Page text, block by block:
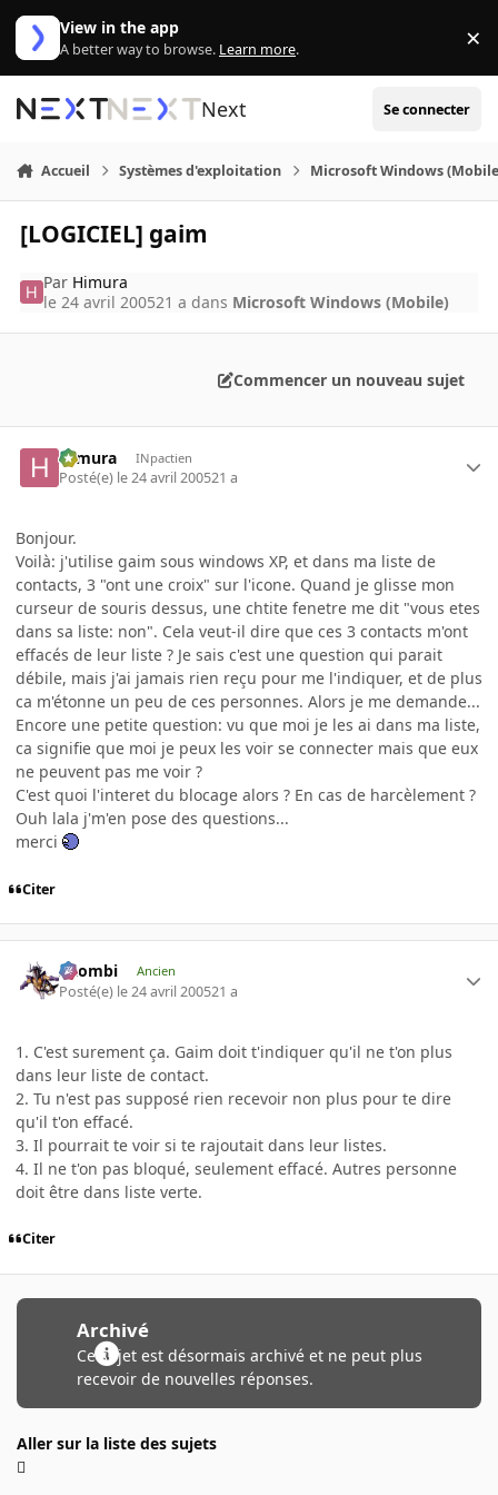
Aller au contenu
View in the app
A better way to browse. Learn more. ×
Next Se connecter
Accueil Systèmes d'exploitation Microsoft Windows
[LOGICIEL] gaim
Par Himura
le 24 avril 200521 a dans Microsoft Windows (Mobile)
Commencer un nouveau sujet
Himura INpactien
Posté(e) le 24 avril 200521 a
Bonjour.
Voilà: j'utilise gaim sous windows XP, et dans ma liste de
contacts, 3 "ont une croix" sur l'icone. Quand je glisse mon
curseur de souris dessus, une chtite fenetre me dit "vous etes
dans sa liste: non". Cela veut-il dire que ces 3 contacts m'ont
effacés de leur liste ? Je sais c'est une question qui parait
débile, mais j'ai jamais rien reçu pour me l'indiquer, et de plus
ca m'étonne un peu de ces personnes. Alors je me demande...
Encore une petite question: vu que moi je les ai dans ma liste,
ca signifie que moi je peux les voir se connecter mais que eux
ne peuvent pas me voir ?
C'est quoi l'interet du blocage alors ? En cas de harcèlement ?
Ouh lala j'm'en pose des questions...
merci
Citer
XZombi Ancien
Posté(e) le 24 avril 200521 a
1. C'est surement ça. Gaim doit t'indiquer qu'il ne t'on plus
dans leur liste de contact.
2. Tu n'est pas supposé rien recevoir non plus pour te dire
qu'il t'on effacé.
3. Il pourrait te voir si te rajoutait dans leur listes.
4. Il ne t'on pas bloqué, seulement effacé. Autres personne
doit être dans liste verte.
Citer
Archivé
Ce sujet est désormais archivé et ne peut plus
recevoir de nouvelles réponses.
Aller sur la liste des sujets